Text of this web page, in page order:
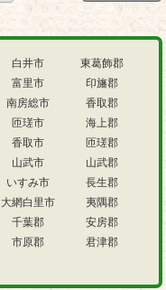
白井市
富里市
南房総市
匝瑳市
香取市
山武市
いすみ市
大網白里市
千葉郡
市原郡
東葛飾郡
印旛郡
香取郡
海上郡
匝瑳郡
山武郡
長生郡
夷隅郡
安房郡
君津郡